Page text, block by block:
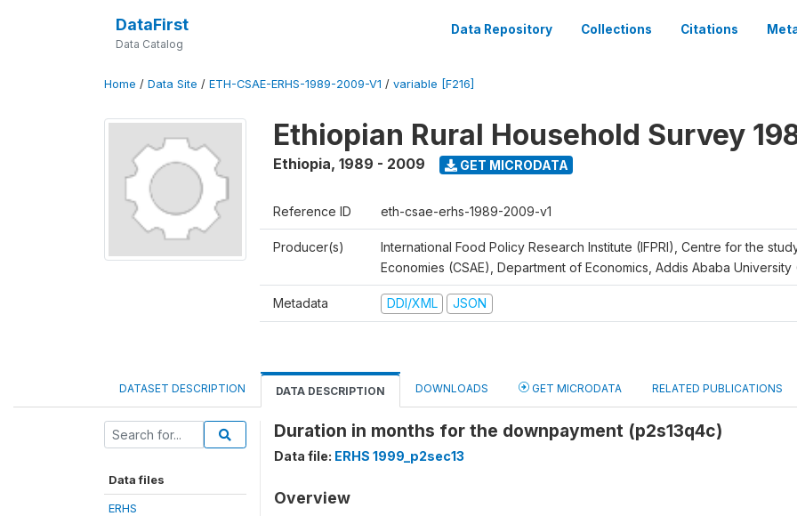
DataFirst
Data Catalog
Data Repository Collections Citations
Home / Data Site / ETH-CSAE-ERHS-1989-2009-V1 / variable [F216]
Ethiopian Rural Household Survey
Ethiopia, 1989 - 2009 GET MICRODATA
Reference ID eth-csae-erhs-1989-2009-v1
Producer(s)
International Food Policy Research Institute (IFPRI), Centre for the
Economies (CSAE), Department of Economics, Addis Ababa University
Metadata DDI/XML JSON
DATASET DESCRIPTION DATA DESCRIPTION DOWNLOADS GET MICRODATA RELATED PUBLICATIONS
Data files
ERHS
Duration in months for the downpayment (p2s13q4c)
Data file: ERHS 1999_p2sec13
Overview